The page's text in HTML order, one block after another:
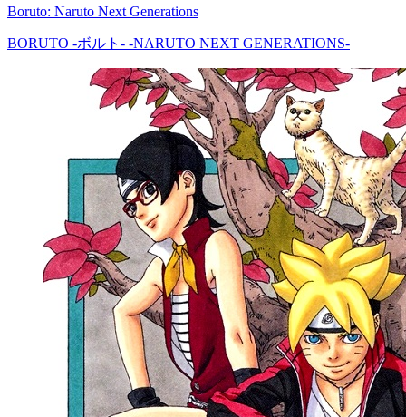
Boruto: Naruto Next Generations
BORUTO -ボルト- -NARUTO NEXT GENERATIONS-